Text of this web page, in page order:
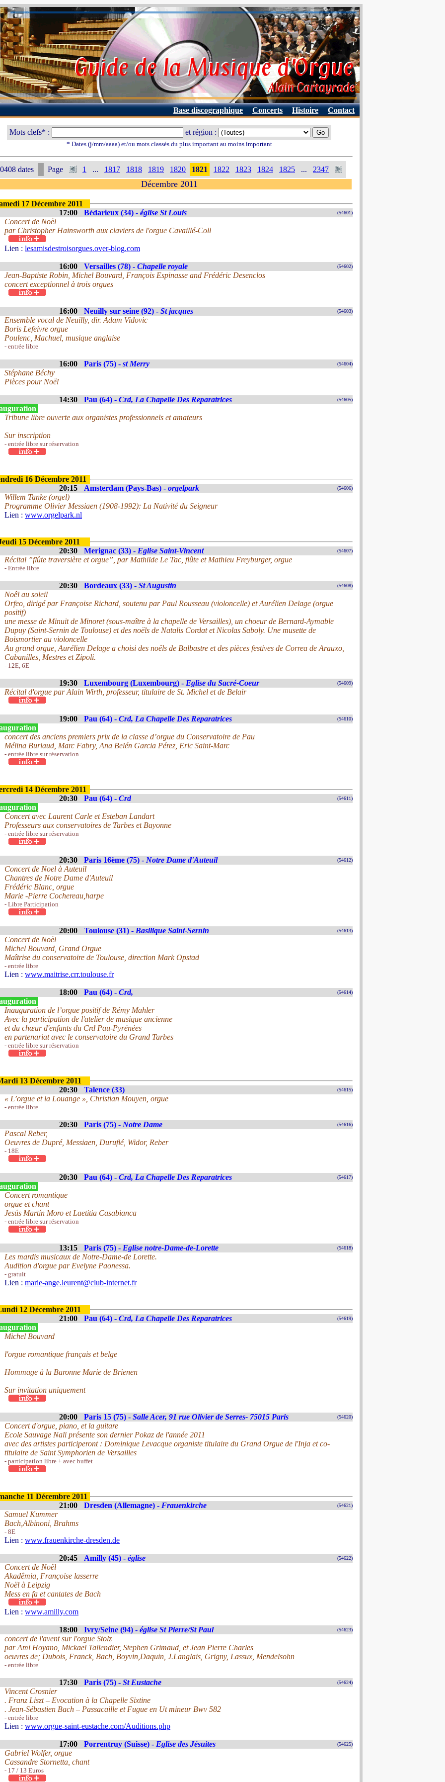
Base discographique Concerts Histoire Contact
Mots clefs* : et région :
* Dates (j/mm/aaaa) et/ou mots classés du plus important au moins important
dates Page 1 ... 1817 1818 1819 1820 1821 1822 1823 1824 1825 ... 2347
Décembre 2011
17 Décembre 2011
17:00
Bédarieux (34) - église St Louis (54601)
Concert de Noël
par Christopher Hainsworth aux claviers de l'orgue Cavaillé-Coll
Lien : lesamisdestroisorgues.over-blog.com
16:00 Versailles (78) - Chapelle royale (54602)
Jean-Baptiste Robin, Michel Bouvard, François Espinasse and Frédéric Desenclos
concert exceptionnel à trois orgues
16:00 Neuilly sur seine (92) - St jacques (54603)
Ensemble vocal de Neuilly, dir. Adam Vidovic
Boris Lefeivre orgue
Poulenc, Machuel, musique anglaise
- entrée libre
16:00 Paris (75) - st Merry (54604)
Stéphane Béchy
Pièces pour Noël
14:30 Pau (64) - Crd, La Chapelle Des Reparatrices (54605)
Tribune libre ouverte aux organistes professionnels et amateurs
Sur inscription
- entrée libre sur réservation
16 Décembre 2011
20:15
Amsterdam (Pays-Bas) - orgelpark (54606)
Willem Tanke (orgel)
Programme Olivier Messiaen (1908-1992): La Nativité du Seigneur
Lien : www.orgelpark.nl
15 Décembre 2011
20:30
Merignac (33) - Eglise Saint-Vincent (54607)
Récital ”flûte traversière et orgue”, par Mathilde Le Tac, flûte et Mathieu Freyburger, orgue
- Entrée libre
20:30 Bordeaux (33) - St Augustin (54608)
Noêl au soleil
Orfeo, dirigé par Françoise Richard, soutenu par Paul Rousseau (violoncelle) et Aurélien Delage (orgue
positif)
une messe de Minuit de Minoret (sous-maître à la chapelle de Versailles), un choeur de Bernard-Aymable
Dupuy (Saint-Sernin de Toulouse) et des noëls de Natalis Cordat et Nicolas Saboly. Une musette de
Boismortier au violoncelle
Au grand orgue, Aurélien Delage a choisi des noëls de Balbastre et des pièces festives de Correa de Arauxo,
Cabanilles, Mestres et Zipoli.
- 12E, 6E
19:30 Luxembourg (Luxembourg) - Eglise du Sacré-Coeur (54609)
Récital d'orgue par Alain Wirth, professeur, titulaire de St. Michel et de Belair
19:00 Pau (64) - Crd, La Chapelle Des Reparatrices (54610)
concert des anciens premiers prix de la classe d’orgue du Conservatoire de Pau
Mélina Burlaud, Marc Fabry, Ana Belén Garcia Pérez, Eric Saint-Marc
- entrée libre sur réservation
14 Décembre 2011
20:30
Pau (64) - Crd (54611)
Concert avec Laurent Carle et Esteban Landart
Professeurs aux conservatoires de Tarbes et Bayonne
- entrée libre sur réservation
20:30 Paris 16ème (75) - Notre Dame d'Auteuil (54612)
Concert de Noel à Auteuil
Chantres de Notre Dame d'Auteuil
Frédéric Blanc, orgue
Marie -Pierre Cochereau,harpe
- Libre Participation
20:00 Toulouse (31) - Basilique Saint-Sernin (54613)
Concert de Noël
Michel Bouvard, Grand Orgue
Maîtrise du conservatoire de Toulouse, direction Mark Opstad
- entrée libre
Lien : www.maitrise.crr.toulouse.fr
18:00 Pau (64) - Crd, (54614)
Inauguration de l’orgue positif de Rémy Mahler
Avec la participation de l'atelier de musique ancienne
et du chœur d'enfants du Crd Pau-Pyrénées
en partenariat avec le conservatoire du Grand Tarbes
- entrée libre sur réservation
13 Décembre 2011
20:30
Talence (33) (54615)
« L’orgue et la Louange », Christian Mouyen, orgue
- entrée libre
20:30 Paris (75) - Notre Dame (54616)
Pascal Reber,
Oeuvres de Dupré, Messiaen, Duruflé, Widor, Reber
- 18E
20:30 Pau (64) - Crd, La Chapelle Des Reparatrices (54617)
Concert romantique
orgue et chant
Jesús Martín Moro et Laetitia Casabianca
- entrée libre sur réservation
13:15 Paris (75) - Eglise notre-Dame-de-Lorette (54618)
Les mardis musicaux de Notre-Dame-de Lorette.
Audition d'orgue par Evelyne Paonessa.
- gratuit
Lien : marie-ange.leurent@club-internet.fr
12 Décembre 2011
21:00
Pau (64) - Crd, La Chapelle Des Reparatrices (54619)
Michel Bouvard
l'orgue romantique français et belge
Hommage à la Baronne Marie de Brienen
Sur invitation uniquement
20:00 Paris 15 (75) - Salle Acer, 91 rue Olivier de Serres- 75015 Paris (54620)
Concert d'orgue, piano, et la guitare
Ecole Sauvage Nali présente son dernier Pokaz de l'année 2011
avec des artistes participeront : Dominique Levacque organiste titulaire du Grand Orgue de l'Inja et co-
titulaire de Saint Symphorien de Versailles
- participation libre + avec buffet
11 Décembre 2011
21:00
Dresden (Allemagne) - Frauenkirche (54621)
Samuel Kummer
Bach,Albinoni, Brahms
- 8E
Lien : www.frauenkirche-dresden.de
20:45 Amilly (45) - église (54622)
Concert de Noël
Akadêmia, Françoise lasserre
Noël à Leipzig
Mess en fa et cantates de Bach
Lien : www.amilly.com
18:00 Ivry/Seine (94) - église St Pierre/St Paul (54623)
concert de l'avent sur l'orgue Stolz
par Ami Hoyano, Mickael Tallendier, Stephen Grimaud, et Jean Pierre Charles
oeuvres de; Dubois, Franck, Bach, Boyvin,Daquin, J.Langlais, Grigny, Lassux, Mendelsohn
- entrée libre
17:30 Paris (75) - St Eustache (54624)
Vincent Crosnier
. Franz Liszt – Evocation à la Chapelle Sixtine
. Jean-Sébastien Bach – Passacaille et Fugue en Ut mineur Bwv 582
- entrée libre
Lien : www.orgue-saint-eustache.com/Auditions.php
17:00 Porrentruy (Suisse) - Eglise des Jésuites (54625)
Gabriel Wolfer, orgue
Cassandre Stornetta, chant
- 17 / 13 Euros